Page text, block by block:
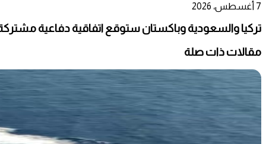
7 أغسطس، 2026
تركيا والسعودية وباكستان ستوقع اتفاقية دفاعية
مقالات ذات صلة